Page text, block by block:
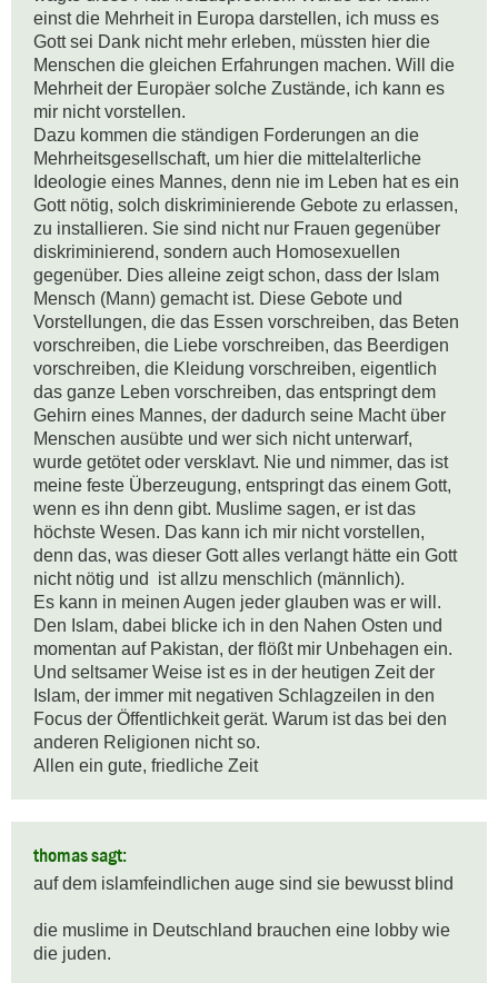
einst die Mehrheit in Europa darstellen, ich muss es
Gott sei Dank nicht mehr erleben, müssten hier die
Menschen die gleichen Erfahrungen machen. Will die
Mehrheit der Europäer solche Zustände, ich kann es
mir nicht vorstellen.
Dazu kommen die ständigen Forderungen an die
Mehrheitsgesellschaft, um hier die mittelalterliche
Ideologie eines Mannes, denn nie im Leben hat es ein
Gott nötig, solch diskriminierende Gebote zu erlassen,
zu installieren. Sie sind nicht nur Frauen gegenüber
diskriminierend, sondern auch Homosexuellen
gegenüber. Dies alleine zeigt schon, dass der Islam
Mensch (Mann) gemacht ist. Diese Gebote und
Vorstellungen, die das Essen vorschreiben, das Beten
vorschreiben, die Liebe vorschreiben, das Beerdigen
vorschreiben, die Kleidung vorschreiben, eigentlich
das ganze Leben vorschreiben, das entspringt dem
Gehirn eines Mannes, der dadurch seine Macht über
Menschen ausübte und wer sich nicht unterwarf,
wurde getötet oder versklavt. Nie und nimmer, das ist
meine feste Überzeugung, entspringt das einem Gott,
wenn es ihn denn gibt. Muslime sagen, er ist das
höchste Wesen. Das kann ich mir nicht vorstellen,
denn das, was dieser Gott alles verlangt hätte ein Gott
nicht nötig und  ist allzu menschlich (männlich).
Es kann in meinen Augen jeder glauben was er will.
Den Islam, dabei blicke ich in den Nahen Osten und
momentan auf Pakistan, der flößt mir Unbehagen ein.
Und seltsamer Weise ist es in der heutigen Zeit der
Islam, der immer mit negativen Schlagzeilen in den
Focus der Öffentlichkeit gerät. Warum ist das bei den
anderen Religionen nicht so.
Allen ein gute, friedliche Zeit
thomas sagt:
auf dem islamfeindlichen auge sind sie bewusst blind
die muslime in Deutschland brauchen eine lobby wie
die juden.